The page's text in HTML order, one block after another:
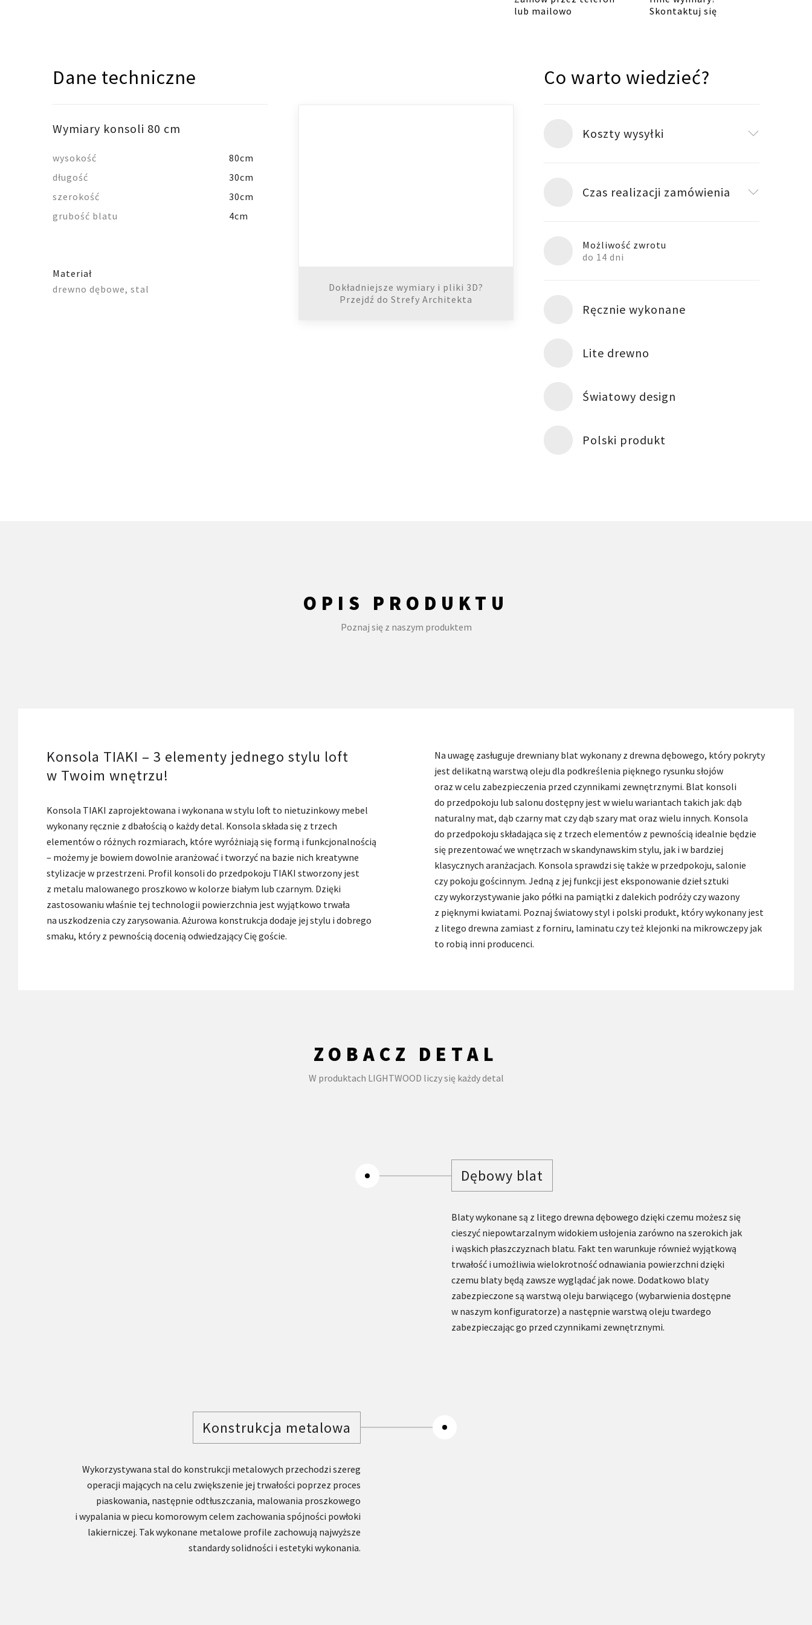
dębowym
quantity
lub mailowo
Skontaktuj się
Dane techniczne
Wymiary konsoli 80 cm
wysokość
80cm
długość
30cm
szerokość
30cm
grubość blatu
4cm
Materiał
drewno dębowe, stal
Dokładniejsze wymiary i pliki 3D?
Przejdź do Strefy Architekta
Co warto wiedzieć?
Koszty wysyłki
Czas realizacji zamówienia
Możliwość zwrotu
do 14 dni
Ręcznie wykonane
Lite drewno
Światowy design
Polski produkt
OPIS PRODUKTU
Poznaj się z naszym produktem
Konsola TIAKI – 3 elementy jednego stylu loft
w Twoim wnętrzu!
Konsola TIAKI zaprojektowana i wykonana w stylu loft to nietuzinkowy mebel
wykonany ręcznie z dbałością o każdy detal. Konsola składa się z trzech
elementów o różnych rozmiarach, które wyróżniają się formą i funkcjonalnością
– możemy je bowiem dowolnie aranżować i tworzyć na bazie nich kreatywne
stylizacje w przestrzeni. Profil konsoli do przedpokoju TIAKI stworzony jest
z metalu malowanego proszkowo w kolorze białym lub czarnym. Dzięki
zastosowaniu właśnie tej technologii powierzchnia jest wyjątkowo trwała
na uszkodzenia czy zarysowania. Ażurowa konstrukcja dodaje jej stylu i dobrego
smaku, który z pewnością docenią odwiedzający Cię goście.
Na uwagę zasługuje drewniany blat wykonany z drewna dębowego, który pokryty
jest delikatną warstwą oleju dla podkreślenia pięknego rysunku słojów
oraz w celu zabezpieczenia przed czynnikami zewnętrznymi. Blat konsoli
do przedpokoju lub salonu dostępny jest w wielu wariantach takich jak: dąb
naturalny mat, dąb czarny mat czy dąb szary mat oraz wielu innych. Konsola
do przedpokoju składająca się z trzech elementów z pewnością idealnie będzie
się prezentować we wnętrzach w skandynawskim stylu, jak i w bardziej
klasycznych aranżacjach. Konsola sprawdzi się także w przedpokoju, salonie
czy pokoju gościnnym. Jedną z jej funkcji jest eksponowanie dzieł sztuki
czy wykorzystywanie jako półki na pamiątki z dalekich podróży czy wazony
z pięknymi kwiatami. Poznaj światowy styl i polski produkt, który wykonany jest
z litego drewna zamiast z forniru, laminatu czy też klejonki na mikrowczepy jak
to robią inni producenci.
ZOBACZ DETAL
W produktach LIGHTWOOD liczy się każdy detal
Dębowy blat
Blaty wykonane są z litego drewna dębowego dzięki czemu możesz się
cieszyć niepowtarzalnym widokiem usłojenia zarówno na szerokich jak
i wąskich płaszczyznach blatu. Fakt ten warunkuje również wyjątkową
trwałość i umożliwia wielokrotność odnawiania powierzchni dzięki
czemu blaty będą zawsze wyglądać jak nowe. Dodatkowo blaty
zabezpieczone są warstwą oleju barwiącego (wybarwienia dostępne
w naszym konfiguratorze) a następnie warstwą oleju twardego
zabezpieczając go przed czynnikami zewnętrznymi.
Konstrukcja metalowa
Wykorzystywana stal do konstrukcji metalowych przechodzi szereg
operacji mających na celu zwiększenie jej trwałości poprzez proces
piaskowania, następnie odtłuszczania, malowania proszkowego
i wypalania w piecu komorowym celem zachowania spójności powłoki
lakierniczej. Tak wykonane metalowe profile zachowują najwyższe
standardy solidności i estetyki wykonania.